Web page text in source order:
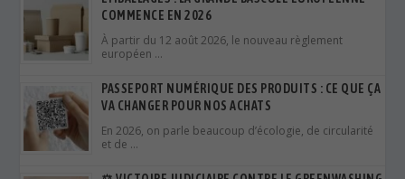
En 2026, on parle beaucoup d’écologie, de circularité
et de …
⚖️ VICTOIRE JUDICIAIRE CONTRE LE GREENWASHING
En 2025, le terme greenwashing — ou écoblanchiment
— est …
10 INNOVATIONS VERTES DE 2025 QUI POURRAIENT